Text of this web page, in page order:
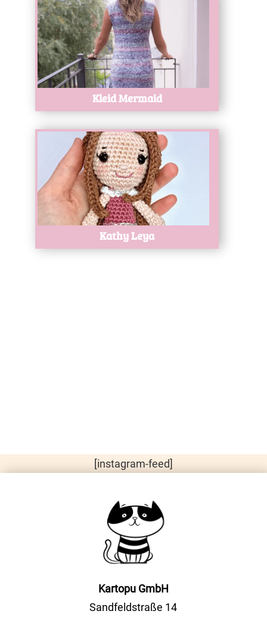
Test
Kleid Mermaid
Kathy Leya
[instagram-feed]
Kartopu GmbH
Sandfeldstraße 14